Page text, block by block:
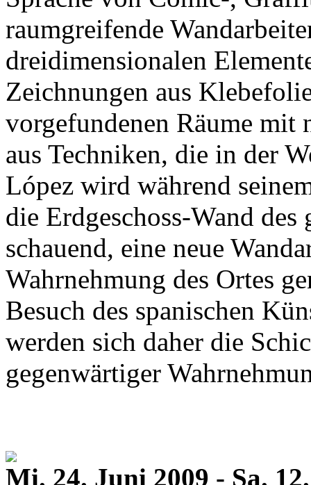
raumgreifende
dreidimensionalen
Zeichnungen aus
vorgefundenen Räume mit
aus Techniken, die in der
López wird während
die Erdgeschoss-Wand
schauend, eine neue
Wahrnehmung des Ortes
Besuch des spanischen
werden sich daher die
gegenwärtiger
Mi. 24. Juni 2009 - Sa.